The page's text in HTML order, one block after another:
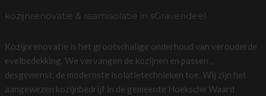
kozijnrenovatie & raamisolatie in sGravendeel
Kozijnrenovatie is het grootschalige onderhoud van verouderde
evelbedekking. We vervangen de kozijnen en passen ,
desgewenst, de modernste isolatietechnieken toe. Wij zijn het
aangewezen kozijnbedrijf in de gemeente Hoeksche Waard